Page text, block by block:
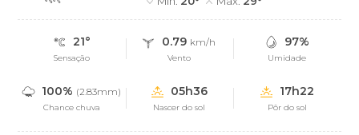
21°
Sensação
0.79 km/h
Vento
97%
Umidade
100% (2.83mm)
Chance chuva
05h36
Nascer do sol
17h22
Pôr do sol